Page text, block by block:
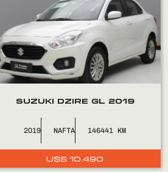
SUZUKI DZIRE GL 2019
2019 NAFTA 146441
U$S10.490